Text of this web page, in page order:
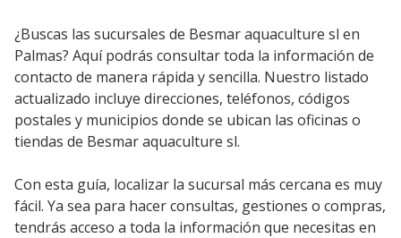
¿Buscas las sucursales de Besmar aquaculture sl en
Palmas? Aquí podrás consultar toda la información de
contacto de manera rápida y sencilla. Nuestro listado
actualizado incluye direcciones, teléfonos, códigos
postales y municipios donde se ubican las oficinas o
tiendas de Besmar aquaculture sl.
Con esta guía, localizar la sucursal más cercana es muy
fácil. Ya sea para hacer consultas, gestiones o compras,
tendrás acceso a toda la información que necesitas en